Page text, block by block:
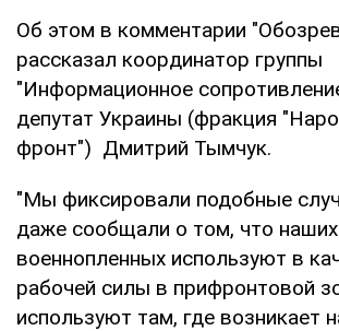
Об этом в комментарии
рассказал координатор группы
"Информационное
депутат Украины (фракция
фронт") Дмитрий Тымчук.
"Мы фиксировали подобные
даже сообщали о том, что наших
военнопленных используют в
рабочей силы в прифронтовой
используют там, где возникает